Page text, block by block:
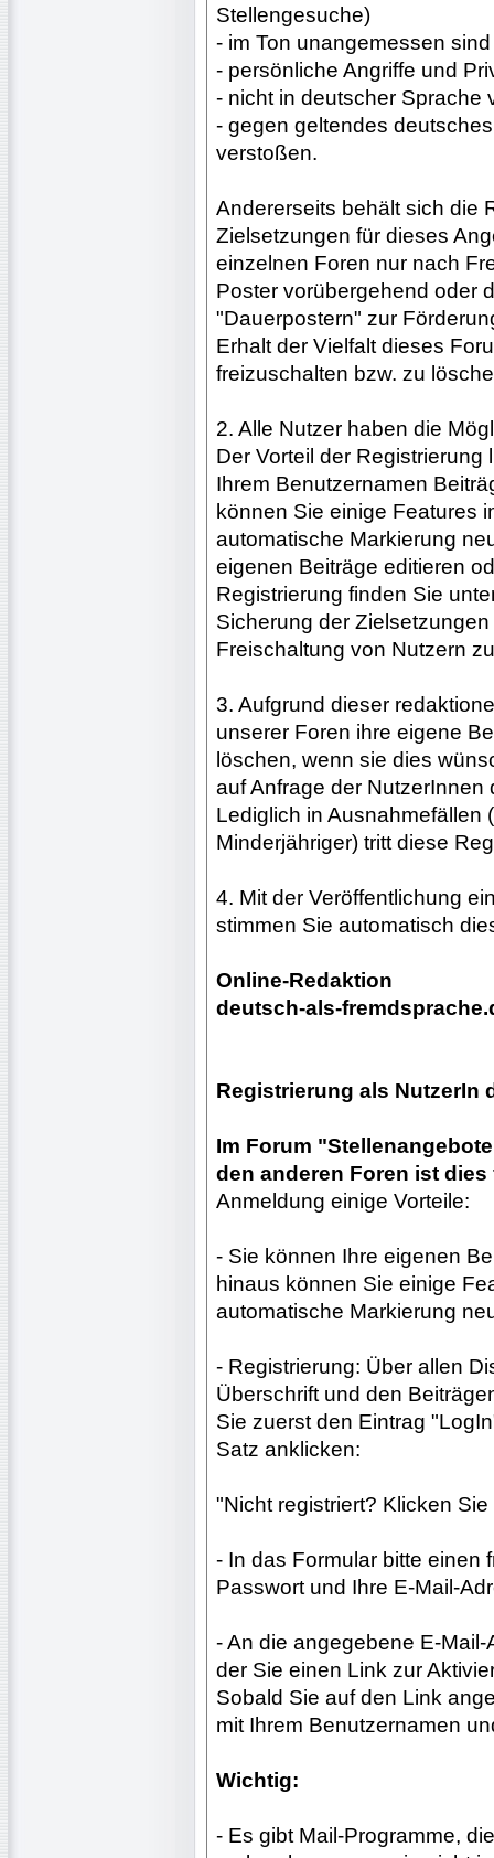
Stellengesuche)
- im Ton unangemessen sind
- persönliche Angriffe und
- nicht in deutscher Sprache
- gegen geltendes
verstoßen.
Andererseits behält sich die
Zielsetzungen für dieses
einzelnen Foren nur nach
Poster vorübergehend oder
"Dauerpostern" zur
Erhalt der Vielfalt dieses
freizuschalten bzw. zu
2. Alle Nutzer haben die
Der Vorteil der
Ihrem Benutzernamen
können Sie einige Features
automatische Markierung
eigenen Beiträge editieren
Registrierung finden Sie
Sicherung der
Freischaltung von Nutzern
3. Aufgrund dieser
unserer Foren ihre eigene
löschen, wenn sie dies
auf Anfrage der
Lediglich in Ausnahmefällen
Minderjähriger) tritt diese
4. Mit der Veröffentlichung
stimmen Sie automatisch
Online-Redaktion
deutsch-als-
Registrierung als NutzerIn
Im Forum
den anderen Foren ist
Anmeldung einige Vorteile:
- Sie können Ihre eigenen
hinaus können Sie einige
automatische Markierung
- Registrierung: Über allen
Überschrift und den
Sie zuerst den Eintrag
Satz anklicken:
"Nicht registriert? Klicken
- In das Formular bitte einen
Passwort und Ihre E-Mail-
- An die angegebene E-
der Sie einen Link zur
Sobald Sie auf den Link
mit Ihrem Benutzernamen
Wichtig:
- Es gibt Mail-Programme,